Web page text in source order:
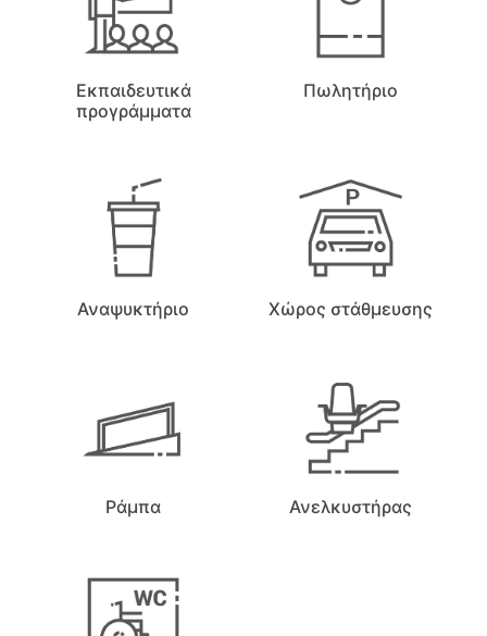
Εκπαιδευτικά
προγράμματα
Πωλητήριο
Αναψυκτήριο Χώρος στάθμευσης
Ράμπα Ανελκυστήρας